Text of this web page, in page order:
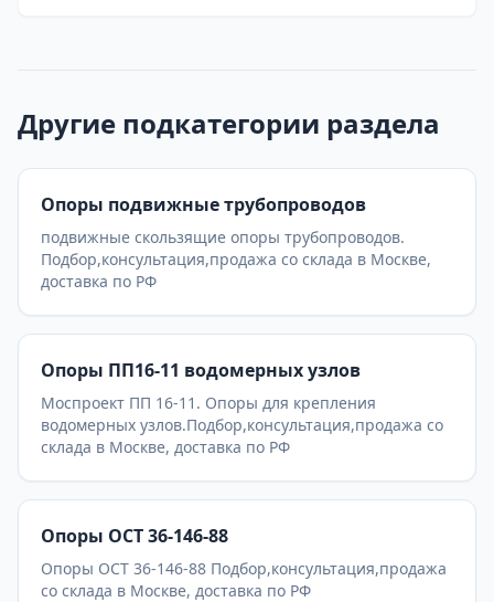
Другие подкатегории раздела
Опоры подвижные трубопроводов
подвижные скользящие опоры трубопроводов.
Подбор,консультация,продажа со склада в Москве,
доставка по РФ
Опоры ПП16-11 водомерных узлов
Моспроект ПП 16-11. Опоры для крепления
водомерных узлов.Подбор,консультация,продажа со
склада в Москве, доставка по РФ
Опоры ОСТ 36-146-88
Опоры ОСТ 36-146-88 Подбор,консультация,продажа
со склада в Москве, доставка по РФ